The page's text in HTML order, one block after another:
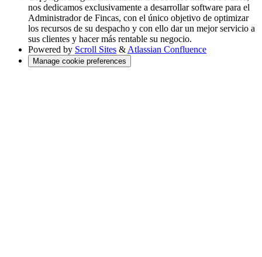
nos dedicamos exclusivamente a desarrollar software para el
Administrador de Fincas, con el único objetivo de optimizar
los recursos de su despacho y con ello dar un mejor servicio a
sus clientes y hacer más rentable su negocio.
Powered by Scroll Sites & Atlassian Confluence
Manage cookie preferences